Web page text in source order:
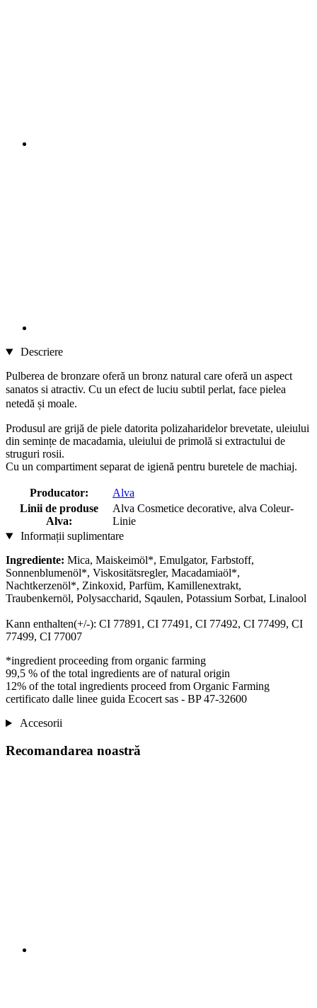
Descriere
Pulberea de bronzare oferă un bronz natural care oferă un aspect
sanatos si atractiv. Cu un efect de luciu subtil perlat, face pielea
netedă și moale.
Produsul are grijă de piele datorita polizaharidelor brevetate, uleiului
din semințe de macadamia, uleiului de primolă si extractului de
struguri rosii.
Cu un compartiment separat de igienă pentru buretele de machiaj.
Producator:
Alva
Linii de produse
Alva:
Alva Cosmetice decorative, alva Coleur-
Linie
Informații suplimentare
Ingrediente: Mica, Maiskeimöl*, Emulgator, Farbstoff,
Sonnenblumenöl*, Viskositätsregler, Macadamiaöl*,
Nachtkerzenöl*, Zinkoxid, Parfüm, Kamillenextrakt,
Traubenkernöl, Polysaccharid, Sqaulen, Potassium Sorbat, Linalool
Kann enthalten(+/-): CI 77891, CI 77491, CI 77492, CI 77499, CI
77499, CI 77007
*ingredient proceeding from organic farming
99,5 % of the total ingredients are of natural origin
12% of the total ingredients proceed from Organic Farming
certificato dalle linee guida Ecocert sas - BP 47-32600
Accesorii
Recomandarea noastră